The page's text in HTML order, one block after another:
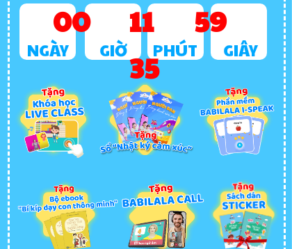
00 11
59
34
NGÀY PHÚT GIÂY
GIỜ